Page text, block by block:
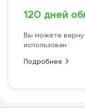
120 дней
Вы можете
использован
Подробнее